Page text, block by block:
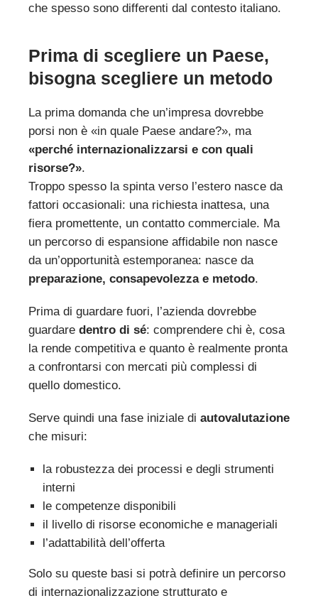
che spesso sono differenti dal contesto italiano.
Prima di scegliere un Paese,
bisogna scegliere un metodo
La prima domanda che un’impresa dovrebbe
porsi non è «in quale Paese andare?», ma
«perché internazionalizzarsi e con quali
risorse?».
Troppo spesso la spinta verso l’estero nasce da
fattori occasionali: una richiesta inattesa, una
fiera promettente, un contatto commerciale. Ma
un percorso di espansione affidabile non nasce
da un’opportunità estemporanea: nasce da
preparazione, consapevolezza e metodo.
Prima di guardare fuori, l’azienda dovrebbe
guardare dentro di sé: comprendere chi è, cosa
la rende competitiva e quanto è realmente pronta
a confrontarsi con mercati più complessi di
quello domestico.
Serve quindi una fase iniziale di autovalutazione
che misuri:
la robustezza dei processi e degli strumenti
interni
le competenze disponibili
il livello di risorse economiche e manageriali
l’adattabilità dell’offerta
Solo su queste basi si potrà definire un percorso
di internazionalizzazione strutturato e